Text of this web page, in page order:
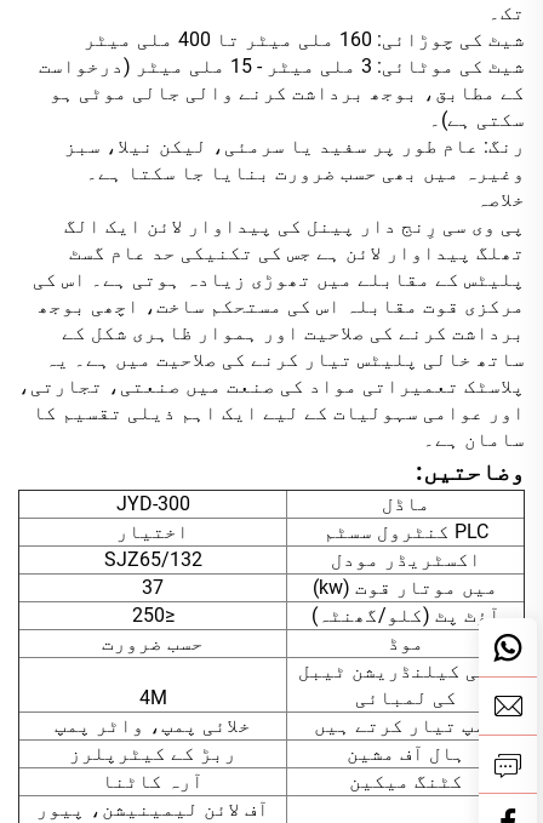
تک۔
شیٹ کی چوڑائی: 160 ملی میٹر تا 400 ملی میٹر
شیٹ کی موٹائی: 3 ملی میٹر - 15 ملی میٹر (درخواست
کے مطابق، بوجھ برداشت کرنے والی جالی موٹی ہو
سکتی ہے)۔
رنگ: عام طور پر سفید یا سرمئی، لیکن نیلا، سبز
وغیرہ میں بھی حسب ضرورت بنایا جا سکتا ہے۔
خلاصہ
پی وی سی رِنج دار پینل کی پیداوار لائن ایک الگ
تھلگ پیداوار لائن ہے جس کی تکنیکی حد عام گسٹ
پلیٹس کے مقابلے میں تھوڑی زیادہ ہوتی ہے۔ اس کی
مرکزی قوت مقابلہ اس کی مستحکم ساخت، اچھی بوجھ
برداشت کرنے کی صلاحیت اور ہموار ظاہری شکل کے
ساتھ خالی پلیٹس تیار کرنے کی صلاحیت میں ہے۔ یہ
پلاسٹک تعمیراتی مواد کی صنعت میں صنعتی، تجارتی،
اور عوامی سہولیات کے لیے ایک اہم ذیلی تقسیم کا
سامان ہے۔
وضاحتیں:
ماڈل
JYD-300
PLC کنٹرول سسٹم
اختیار
اکسٹریڈر مودل
SJZ65/132
میں موتار قوت (kw)
37
آؤٹ پٹ (کلو/گھنٹہ)
≤250
موڈ
حسب ضرورت
خلائی کیلنڈریشن ٹیبل
کی لمبائی
4M
پمپ تیار کرتے ہیں
خلائی پمپ، واٹر پمپ
ہال آف مشین
ربڑ کے کیٹرپلرز
کٹنگ میکین
آرہ کاٹنا
آف لائن لیمینیشن، پیور